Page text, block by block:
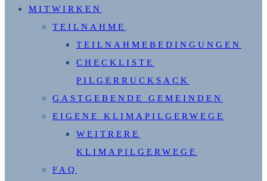
MITWIRKEN
TEILNAHME
TEILNAHMEBEDINGUNGEN
CHECKLISTE
PILGERRUCKSACK
GASTGEBENDE GEMEINDEN
EIGENE KLIMAPILGERWEGE
WEITRERE
KLIMAPILGERWEGE
FAQ